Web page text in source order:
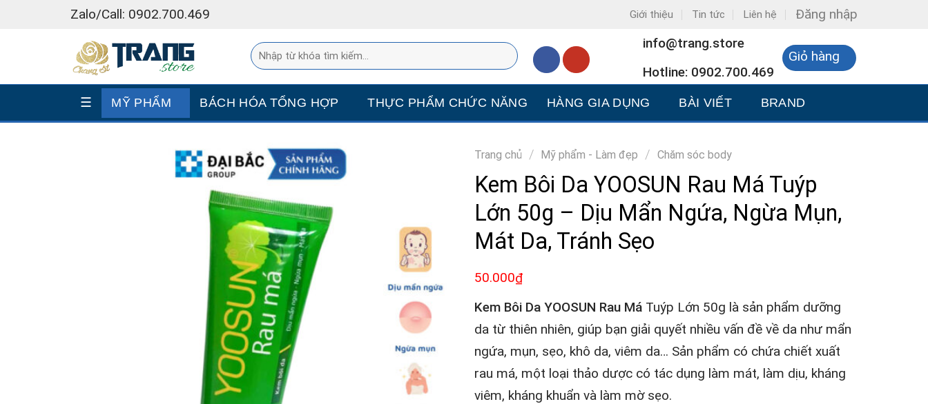
Zalo/Call: 0902.700.469 Giới thiệu Tin tức Liên hệ
Đăng nhập
info@trang.store
Hotline: 0902.700.469
Giỏ hàng
☰ MỸ PHẨM BÁCH HÓA TỔNG HỢP THỰC PHẨM CHỨC NĂNG HÀNG GIA DỤNG BÀI VIẾT BRAND
Trang chủ / Mỹ phẩm - Làm đẹp / Chăm sóc body
Kem Bôi Da YOOSUN Rau Má Tuýp
Lớn 50g – Dịu Mẩn Ngứa, Ngừa Mụn,
Mát Da, Tránh Sẹo
50.000₫
Kem Bôi Da YOOSUN Rau Má Tuýp Lớn 50g là sản phẩm dưỡng
da từ thiên nhiên, giúp bạn giải quyết nhiều vấn đề về da như mẩn
ngứa, mụn, sẹo, khô da, viêm da… Sản phẩm có chứa chiết xuất
rau má, một loại thảo dược có tác dụng làm mát, làm dịu, kháng
viêm, kháng khuẩn và làm mờ sẹo.